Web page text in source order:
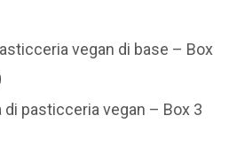
vegan di base – Box
di pasticceria vegan – Box 3